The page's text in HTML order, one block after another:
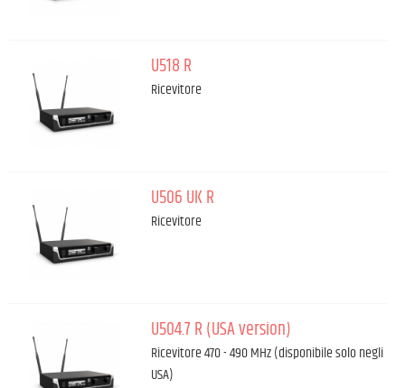
U518 R
Ricevitore
U506 UK R
Ricevitore
U504.7 R (USA version)
Ricevitore 470 - 490 MHz (disponibile solo negli
USA)